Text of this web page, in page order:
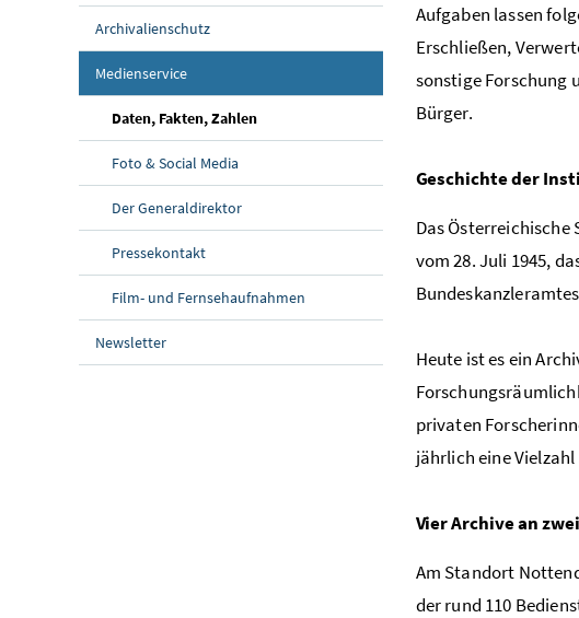
Archivalienschutz
Medienservice(aktuelle Seite)
Daten, Fakten, Zahlen(aktuelle Seite)
Foto & Social Media
Der Generaldirektor
Pressekontakt
Film- und Fernsehaufnahmen
Newsletter
Aufgaben lassen
Erschließen,
sonstige Forschung
Bürger.
Geschichte der
Das
vom 28. Juli 1945,
Heute ist es ein
privaten
jährlich eine
Vier Archive an
Am Standort
der rund 110